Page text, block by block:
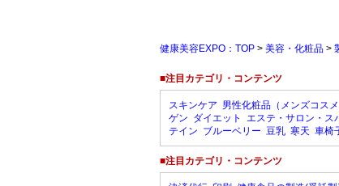
健康美容EXPO：TOP > 美容・化粧品 >
■注目カテゴリ・コンテンツ
スキンケア 男性化粧品（メンズコスメ
ゲン ダイエット エステ・サロン・ス
テイン ブルーベリー 豆乳 寒天 車椅
■注目カテゴリ・コンテンツ